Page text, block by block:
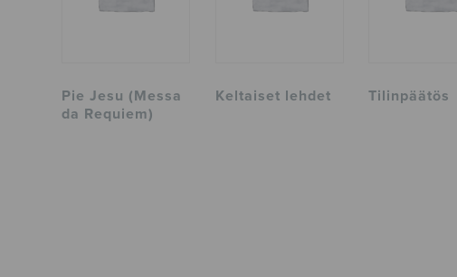
Pie Jesu (Messa
da Requiem)
Keltaiset lehdet Tilinpäätös